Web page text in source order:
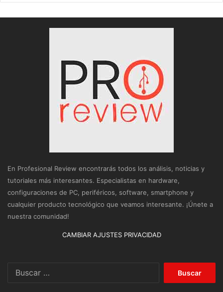
En Profesional Review encontrarás todos los análisis, noticias y
tutoriales más interesantes. Especialistas en hardware,
configuraciones de PC, periféricos, software, smartphone y
cualquier producto tecnológico que veamos interesante. ¡Únete a
nuestra comunidad!
CAMBIAR AJUSTES PRIVACIDAD